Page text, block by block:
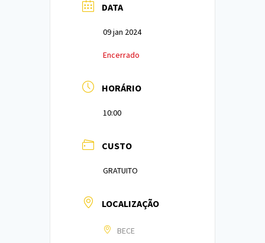
DATA
09 jan 2024
Encerrado
HORÁRIO
10:00
CUSTO
GRATUITO
LOCALIZAÇÃO
BECE